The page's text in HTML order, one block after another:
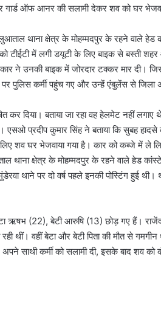
गार्ड ऑफ आनर की सलामी देकर शव को घर
थाना क्षेत्र के मोहम्मदपुर के रहने वाले हेड
टीईटी में लगी डयूटी के लिए बाइक से बस्ती
ने उनकी बाइक में जोरदार टक्कर मार
पुलिस कर्मी पहुंच गए और उन्हें एंबुलेंस से जिला
कर दिया। बताया जा रहा वह हेलमेट नहीं
प्रदीप कुमार सिंह ने बताया कि सुबह हादसे
शव घर भेजवाया गया है। कार को कब्जे में ले
थाना क्षेत्र के मोहम्मदपुर के रहने वाले हेड
थाने पर दो वर्ष पहले इनकी पोस्टिंग हुई थी।
ऋषभ (22), बेटी आरुषि (13) छोड़ गए हैं।
रही थीं। वहीं बेटा और बेटी पिता की मौत से
अपने साथी कर्मी को सलामी दी, इसके बाद शव